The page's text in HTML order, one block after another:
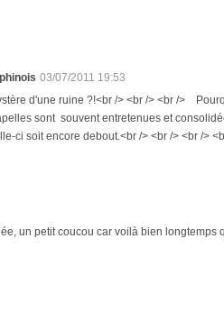
03/07/2011 19:53
d'une ruine ?!<br /> <br /> <br />
sont souvent entretenues et
ci soit encore debout.<br /> <br /> <br />
un petit coucou car voilà bien